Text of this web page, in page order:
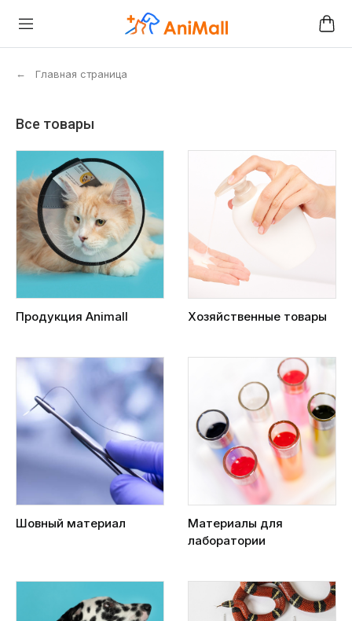
← Главная страница
Все товары
Продукция Animall Хозяйственные товары
Шовный материал
Материалы для
лаборатории